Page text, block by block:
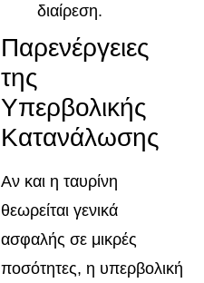
διαίρεση.
Παρενέργειες
της
Υπερβολικής
Κατανάλωσης
Αν και η ταυρίνη
θεωρείται γενικά
ασφαλής σε μικρές
ποσότητες, η υπερβολική